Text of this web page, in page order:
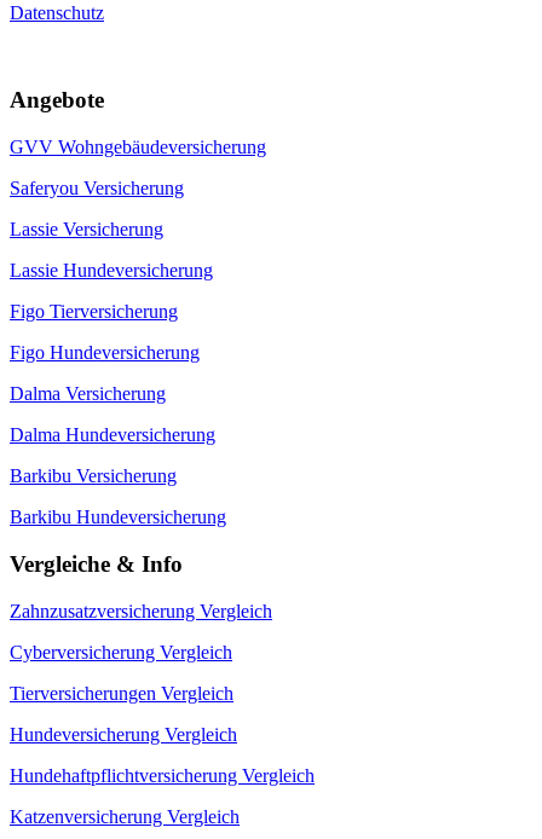
Datenschutz
Angebote
GVV Wohngebäudeversicherung
Saferyou Versicherung
Lassie Versicherung
Lassie Hundeversicherung
Figo Tierversicherung
Figo Hundeversicherung
Dalma Versicherung
Dalma Hundeversicherung
Barkibu Versicherung
Barkibu Hundeversicherung
Vergleiche & Info
Zahnzusatzversicherung Vergleich
Cyberversicherung Vergleich
Tierversicherungen Vergleich
Hundeversicherung Vergleich
Hundehaftpflichtversicherung Vergleich
Katzenversicherung Vergleich